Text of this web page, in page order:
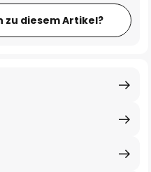
zu diesem Artikel?